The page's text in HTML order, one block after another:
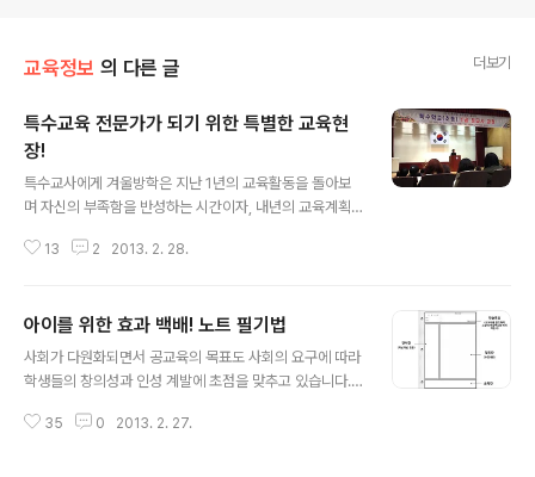
교육정보 의 다른 글 더보기
특수교육 전문가가 되기 위한 특별한 교육현
장!
특수교사에게 겨울방학은 지난 1년의 교육활동을 돌아보
며 자신의 부족함을 반성하는 시간이자, 내년의 교육계획
해 자신의 전문성을 높이는 시간입니다. 이번 겨울방학 휴
(초등) 1급 정교사 자격연수 3기 과정이 충청남도 아산에
있는 국립특수교육원에서 열렸습니다. 전국에 있는 3년 이
상의 경력을 가진 150명의 특수교사가 모여 특수교사의
다. 연수는 기본 소양 및 역량 강화, 전문성, 행정∙평가영역
13 2 2013. 2. 28.
아이를 위한 효과 백배! 노트 필기법
사회가 다원화되면서 공교육의 목표도 사회의 요구에 따라
학생들의 창의성과 인성 계발에 초점을 맞추고 있습니다.
으로 변화하면서 새로이 학습자가 스스로 공부하는 방법에
35 0 2013. 2. 27.